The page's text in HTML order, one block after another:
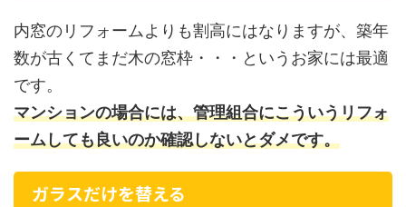
内窓のリフォームよりも割高にはなりますが、築年
数が古くてまだ木の窓枠・・・というお家には最適
です。
マンションの場合には、管理組合にこういうリフォ
ームしても良いのか確認しないとダメです。
ガラスだけを替える